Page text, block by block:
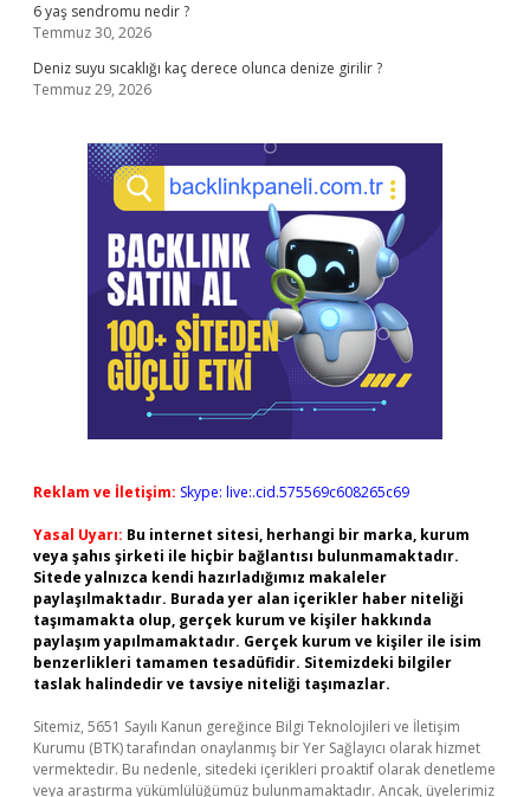
6 yaş sendromu nedir ?
Temmuz 30, 2026
Deniz suyu sıcaklığı kaç derece olunca denize girilir ?
Temmuz 29, 2026
Reklam ve İletişim: Skype: live:.cid.575569c608265c69
Yasal Uyarı: Bu internet sitesi, herhangi bir marka, kurum
veya şahıs şirketi ile hiçbir bağlantısı bulunmamaktadır.
Sitede yalnızca kendi hazırladığımız makaleler
paylaşılmaktadır. Burada yer alan içerikler haber niteliği
taşımamakta olup, gerçek kurum ve kişiler hakkında
paylaşım yapılmamaktadır. Gerçek kurum ve kişiler ile isim
benzerlikleri tamamen tesadüfidir. Sitemizdeki bilgiler
taslak halindedir ve tavsiye niteliği taşımazlar.
Sitemiz, 5651 Sayılı Kanun gereğince Bilgi Teknolojileri ve İletişim
Kurumu (BTK) tarafından onaylanmış bir Yer Sağlayıcı olarak hizmet
vermektedir. Bu nedenle, sitedeki içerikleri proaktif olarak denetleme
veya araştırma yükümlülüğümüz bulunmamaktadır. Ancak, üyelerimiz